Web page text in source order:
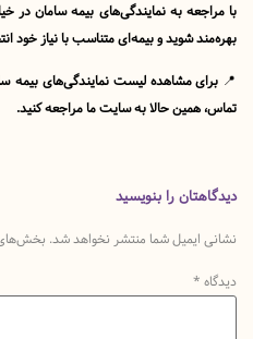
به نمایندگی‌های بیمه سامان در خیابان
شوید و بیمه‌ای متناسب با نیاز خود انتخاب کنید.
مشاهده لیست نمایندگی‌های بیمه سامان در
حالا به سایت ما مراجعه کنید.
را بنویسید
شما منتشر نخواهد شد.بخش‌های